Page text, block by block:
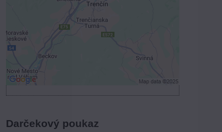
Povoliť tentokrát
Povoliť a zapamätať - súhlas s druhom
cookie: Funkčné
Darčekový poukaz